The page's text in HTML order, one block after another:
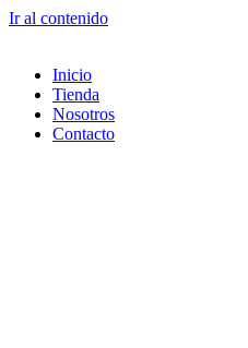
Ir al contenido
Inicio
Tienda
Nosotros
Contacto